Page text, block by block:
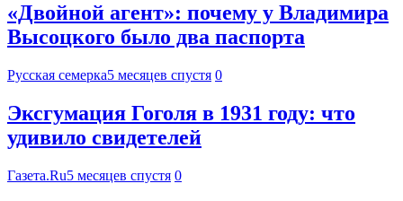
«Двойной агент»: почему у Владимира
Высоцкого было два паспорта
Русская семерка5 месяцев спустя 0
Эксгумация Гоголя в 1931 году: что
удивило свидетелей
Газета.Ru5 месяцев спустя 0